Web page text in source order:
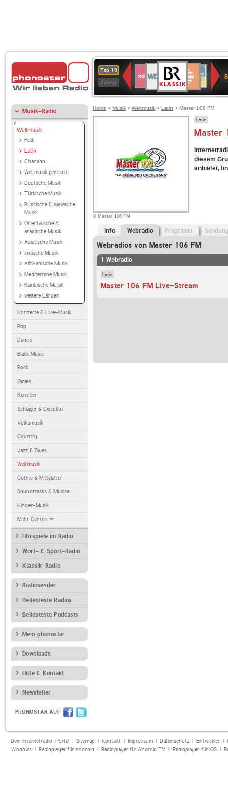
Top 10
Zuletzt
Deutschlandfunk
80er
90er
OLDIE
ANTENNE
4
BR-
KLASSIK
Deutschlandfunk
Kultur
ANTENNE
BAYERN
SWR
Kultur
NDR
2
Musik-Radio
Weltmusik
Folk
Latin
Chanson
Weltmusik gemischt
Deutsche Musik
Türkische Musik
Russische & slawische
Musik
Orientalische &
arabische Musik
Asiatische Musik
Indische Musik
Afrikanische Musik
Mediterrane Musik
Karibische Musik
weitere Länder
Konzerte & Live-Musik
Pop
Dance
Black Music
Rock
Oldies
Künstler
Schlager & Discofox
Volksmusik
Country
Jazz & Blues
Weltmusik
Gothic & Mittelalter
Soundtracks & Musical
Kinder-Musik
Mehr Genres
Hörspiele im Radio
Wort- & Sport-Radio
Klassik-Radio
Radiosender
Beliebteste Radios
Beliebteste Podcasts
Mein phonostar
Downloads
Hilfe & Kontakt
Newsletter
PHONOSTAR AUF
Home > Musik > Weltmusik > Latin > Master 106 FM
© Master 106 FM
Latin
Master
diesem
anbietet,
Info Webradio Programm
Webradios von Master 106 FM
1 Webradio
Latin
Master 106 FM Live-Stream
Dein Internetradio-Portal : Sitemap| Kontakt| Impressum| Datenschutz| Entwickler|
Windows| Radioplayer für Android| Radioplayer für Android TV| Radioplayer für iOS|